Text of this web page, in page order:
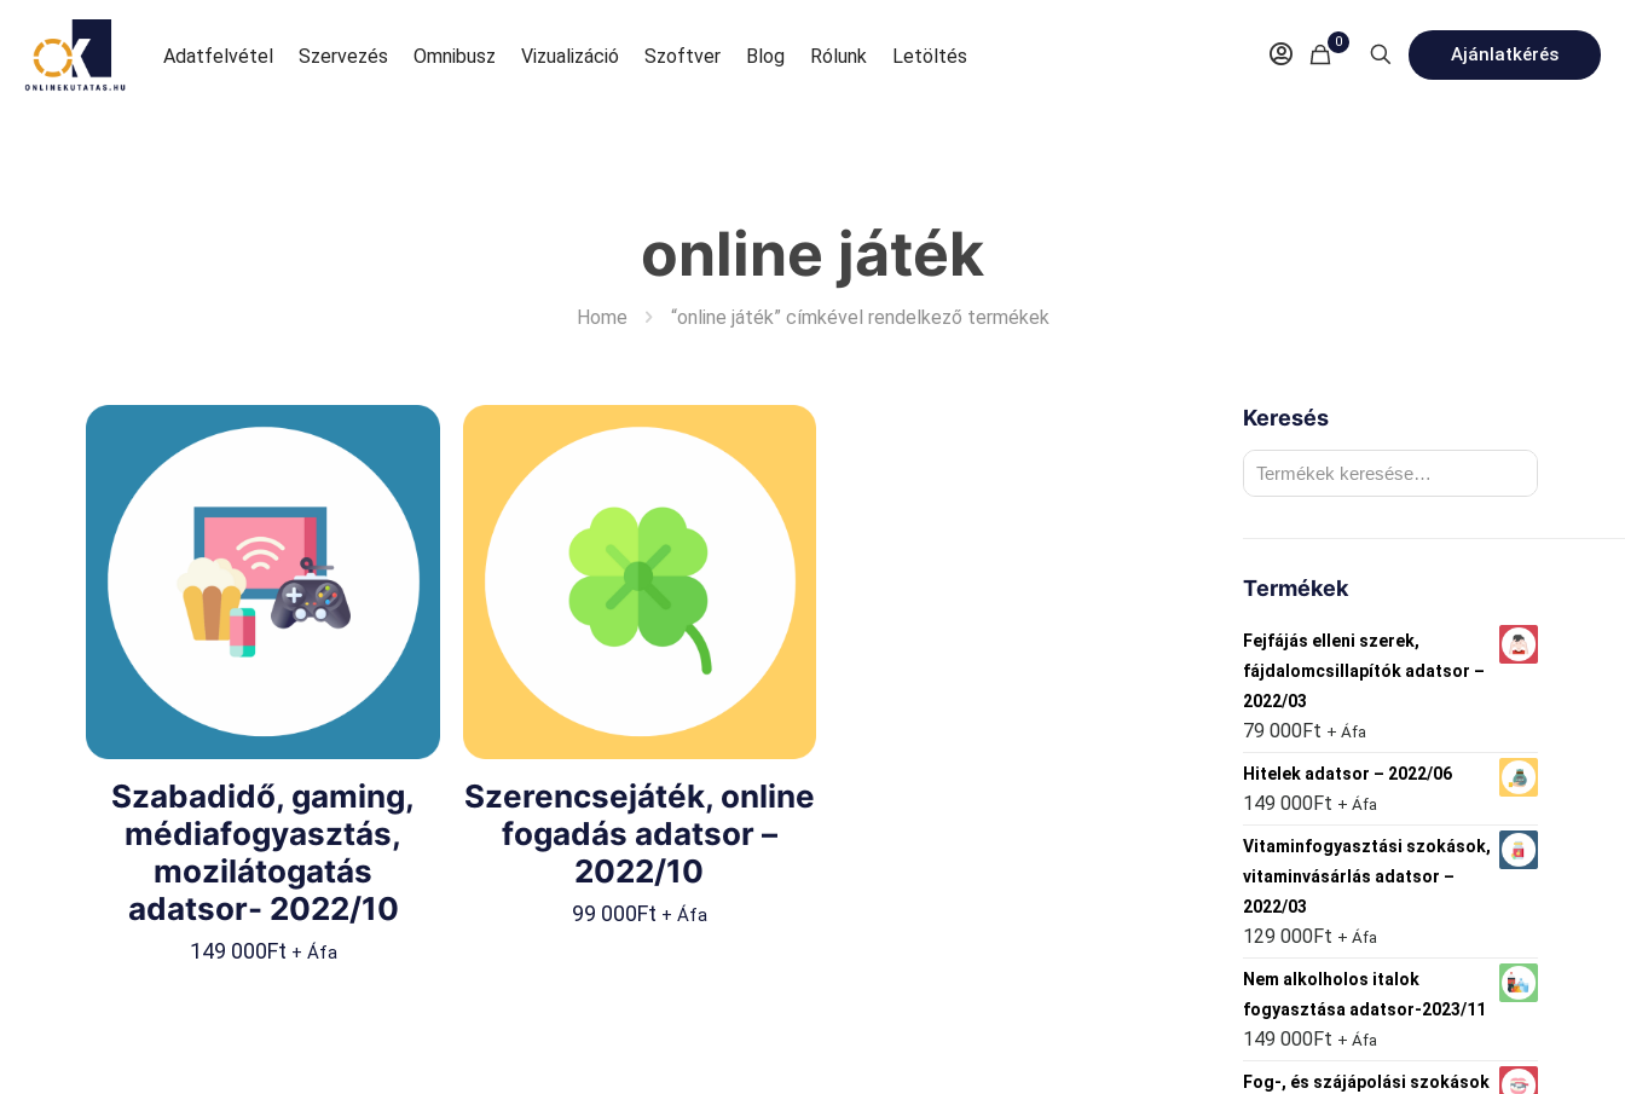
Adatfelvétel Szervezés Omnibusz Vizualizáció Szoftver Blog Rólunk Letöltés
0
Ajánlatkérés
online játék
Home “online játék” címkével rendelkező termékek
Szabadidő, gaming,
médiafogyasztás,
mozilátogatás
adatsor- 2022/10
149 000Ft + Áfa
Szerencsejáték, online
fogadás adatsor –
2022/10
99 000Ft + Áfa
Keresés
Termékek
Fejfájás elleni szerek,
fájdalomcsillapítók adatsor –
2022/03
79 000Ft + Áfa
Hitelek adatsor – 2022/06
149 000Ft + Áfa
Vitaminfogyasztási szokások,
vitaminvásárlás adatsor –
2022/03
129 000Ft + Áfa
Nem alkolholos italok
fogyasztása adatsor-2023/11
149 000Ft + Áfa
Fog-, és szájápolási szokások